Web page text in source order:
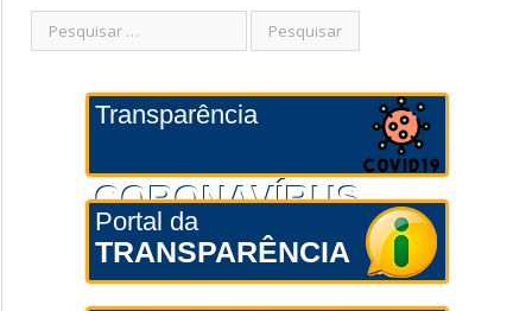
Transparência
CORONAVÍRUS
Portal da
TRANSPARÊNCIA